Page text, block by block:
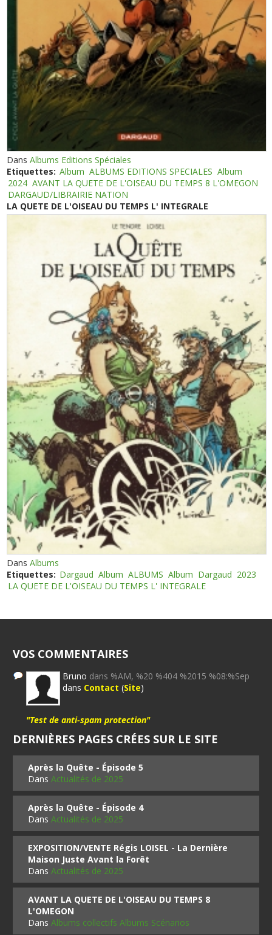
DansAlbums Editions Spéciales
Etiquettes: Album ALBUMS EDITIONS SPECIALES Album
2024 AVANT LA QUETE DE L'OISEAU DU TEMPS 8 L'OMEGON
DARGAUD/LIBRAIRIE NATION
LA QUETE DE L'OISEAU DU TEMPS L' INTEGRALE
DansAlbums
Etiquettes: Dargaud Album ALBUMS Album Dargaud 2023
LA QUETE DE L'OISEAU DU TEMPS L' INTEGRALE
VOS COMMENTAIRES
Bruno dans %AM, %20 %404 %2015 %08:%Sep
dans Contact (Site)
"Test de anti-spam protection"
DERNIÈRES PAGES CRÉES SUR LE SITE
Après la Quête - Épisode 5
DansActualités de 2025
Après la Quête - Épisode 4
DansActualités de 2025
EXPOSITION/VENTE Régis LOISEL - La Dernière
Maison Juste Avant la Forêt
DansActualités de 2025
AVANT LA QUETE DE L'OISEAU DU TEMPS 8
L'OMEGON
DansAlbums collectifs Albums Scénarios